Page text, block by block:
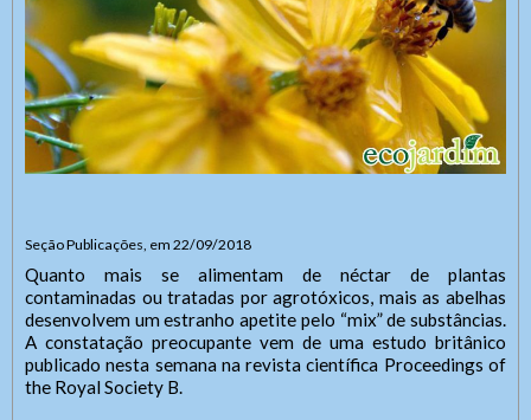
Seção Publicações, em 22/09/2018
Quanto mais se alimentam de néctar de plantas
contaminadas ou tratadas por agrotóxicos, mais as abelhas
desenvolvem um estranho apetite pelo “mix” de substâncias.
A constatação preocupante vem de uma estudo britânico
publicado nesta semana na revista científica Proceedings of
the Royal Society B.